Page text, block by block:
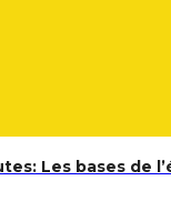
Les bases de